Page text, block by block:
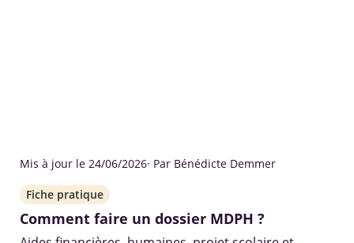
Mis à jour le 24/06/2026· Par Bénédicte Demmer
Fiche pratique
Comment faire un dossier MDPH ?